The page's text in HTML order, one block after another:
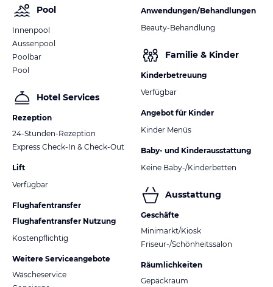
Pool
Innenpool
Aussenpool
Poolbar
Pool
Hotel Services
Rezeption
24-Stunden-Rezeption
Express Check-In & Check-Out
Lift
Verfügbar
Flughafentransfer
Flughafentransfer Nutzung
Kostenpflichtig
Weitere Serviceangebote
Wäscheservice
Anwendungen/Behandlungen
Beauty-Behandlung
Familie & Kinder
Kinderbetreuung
Verfügbar
Angebot für Kinder
Kinder Menüs
Baby- und Kinderausstattung
Keine Baby-/Kinderbetten
Ausstattung
Geschäfte
Minimarkt/Kiosk
Friseur-/Schönheitssalon
Räumlichkeiten
Gepäckraum